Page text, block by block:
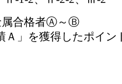
属合格者Ⓐ～Ⓑ
を獲得したポイン